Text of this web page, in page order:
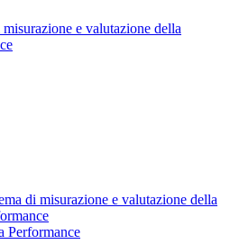
misurazione e valutazione della
di misurazione e valutazione della
Performance